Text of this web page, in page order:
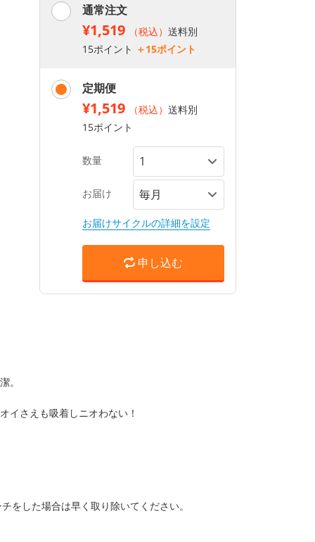
通常注文
¥1,519 （税込） 送料別
15ポイント ＋15ポイント
定期便
¥1,519 （税込） 送料別
15ポイント
数量
お届け
お届けサイクルの詳細を設定
申し込む
。
イさえも吸着しニオわない！
をした場合は早く取り除いてください。